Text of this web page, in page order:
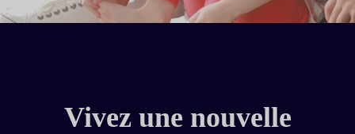
Vivez une nouvelle